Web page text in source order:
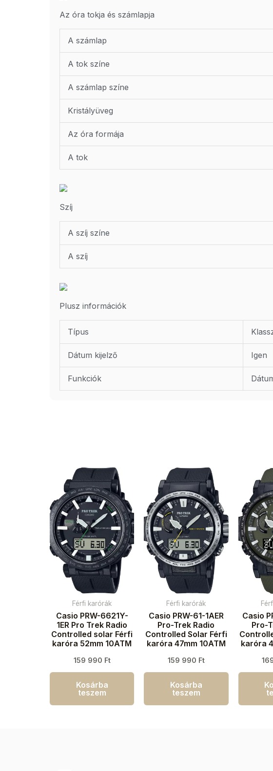
Az óra tokja és számlapja
A számlap
A tok színe
A számlap színe
Kristályüveg
Az óra formája
A tok
Szíj
A szíj színe
A szíj
Plusz információk
Típus
Dátum kijelző Igen
Funkciók
Férfi karórák
Casio PRW-6621Y-
1ER Pro Trek Radio
Controlled solar Férfi
karóra 52mm 10ATM
159 990 Ft
Kosárba
teszem
Férfi karórák
Casio PRW-61-1AER
Pro-Trek Radio
Controlled Solar Férfi
karóra 47mm 10ATM
159 990 Ft
Kosárba
teszem
Casio
Pro-
karóra